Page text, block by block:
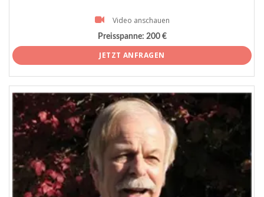
Video anschauen
Preisspanne: 200 €
JETZT ANFRAGEN